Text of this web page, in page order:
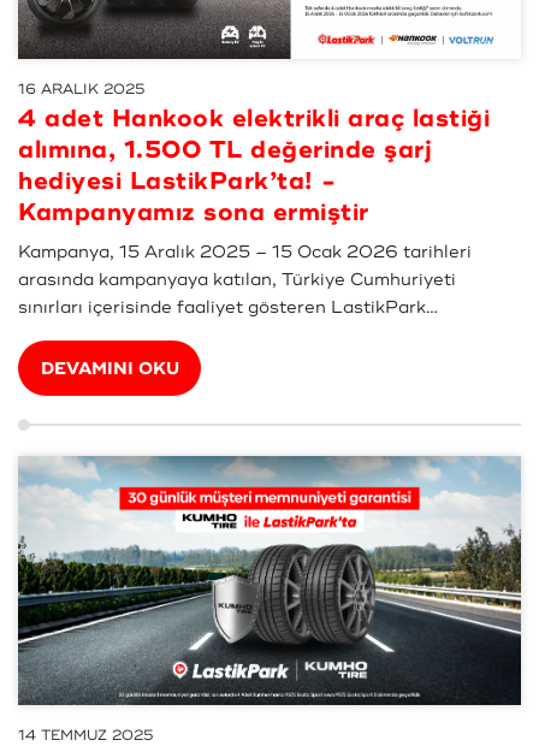
16 ARALIK 2025
4 adet Hankook elektrikli araç lastiği
alımına, 1.500 TL değerinde şarj
hediyesi LastikPark’ta! -
Kampanyamız sona ermiştir
Kampanya, 15 Aralık 2025 – 15 Ocak 2026 tarihleri
arasında kampanyaya katılan, Türkiye Cumhuriyeti
sınırları içerisinde faaliyet gösteren LastikPark
araç lastiği (Hankook iON veya Ventus S1 evo3 EV) satı...
DEVAMINI OKU
14 TEMMUZ 2025